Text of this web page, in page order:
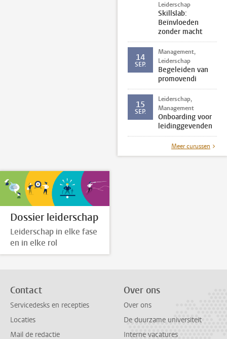
Leiderschap
Skillslab:
Beïnvloeden
zonder macht
14
SEP.
Management,
Leiderschap
Begeleiden van
promovendi
15
SEP.
Leiderschap,
Management
Onboarding voor
leidinggevenden
Meer curussen
Dossier leiderschap
Leiderschap in elke fase
en in elke rol
Contact
Servicedesks en recepties
Locaties
Mail de redactie
Over ons
Over ons
De duurzame universiteit
Interne vacatures